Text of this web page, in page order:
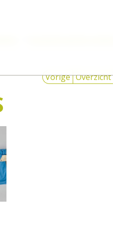
Vorige Overzicht